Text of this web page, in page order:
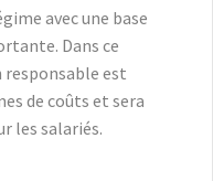
avec une base
Dans ce
responsable est
de coûts et sera
les salariés.